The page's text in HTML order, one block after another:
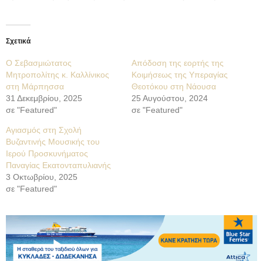
Σχετικά
Ο Σεβασμιώτατος
Μητροπολίτης κ. Καλλίνικος
στη Μάρπησσα
31 Δεκεμβρίου, 2025
σε "Featured"
Απόδοση της εορτής της
Κοιμήσεως της Υπεραγίας
Θεοτόκου στη Νάουσα
25 Αυγούστου, 2024
σε "Featured"
Αγιασμός στη Σχολή
Βυζαντινής Μουσικής του
Ιερού Προσκυνήματος
Παναγίας Εκατονταπυλιανής
3 Οκτωβρίου, 2025
σε "Featured"